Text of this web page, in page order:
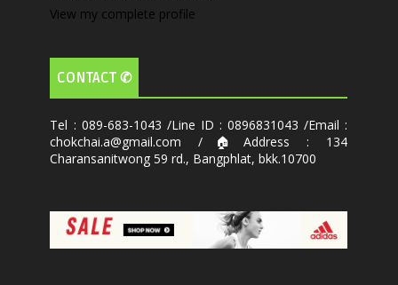
View my complete profile
CONTACT ✆
Tel : 089-683-1043 /Line ID : 0896831043 /Email :
chokchai.a@gmail.com /🏠Address : 134
Charansanitwong 59 rd., Bangphlat, bkk.10700